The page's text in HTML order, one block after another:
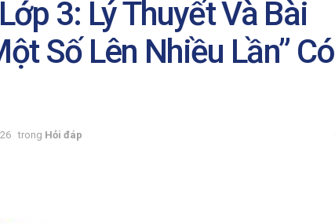
3: Lý Thuyết Và Bài
Số Lên Nhiều Lần” Có
trong Hỏi đáp